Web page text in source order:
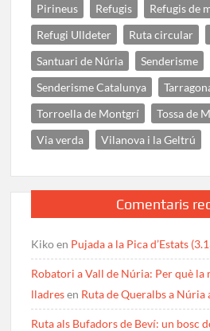
Pirineus
Refugis
Refugis de
Refugi Ulldeter
Ruta circular
Santuari de Núria
Senderisme
Senderisme Catalunya
Torroella de Montgrí
Tossa de
Via verda
Vilanova i la Geltrú
Comentaris
Kikoen Pujada a la Pica d’Estats
Robatori a Vall de Núria: Per què la
lladresen Ruta de Queralbs a Núria
Ruta als Bufadors de Beví: un bosc